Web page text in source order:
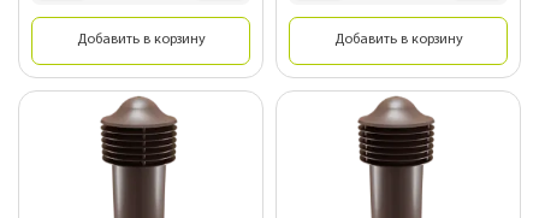
Добавить в корзину Добавить в корзину